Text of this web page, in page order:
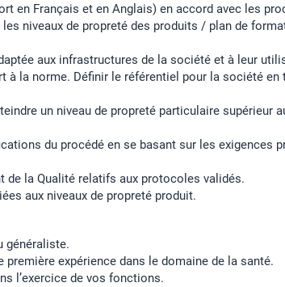
en Français et en Anglais) en accord avec les
niveaux de propreté des produits / plan de
aux infrastructures de la société et à leur
la norme. Définir le référentiel pour la société en
un niveau de propreté particulaire supérieur
du procédé en se basant sur les exigences
de la Qualité relatifs aux protocoles validés.
aux niveaux de propreté produit.
généraliste.
expérience dans le domaine de la santé.
l’exercice de vos fonctions.